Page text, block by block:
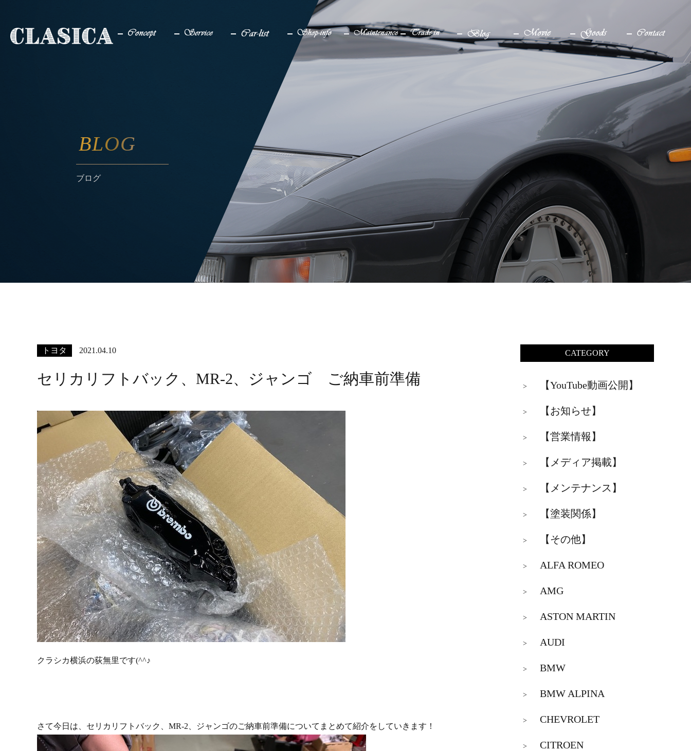
検索
店舗情報
メディア
アクセス ブログ YouTube お問い合わせ
BLOG
ブログ
トヨタ 2021.04.10
セリカリフトバック、MR-2、ジャンゴ ご納車前準備
クラシカ横浜の荻無里です(^^♪
さて今日は、セリカリフトバック、MR-2、ジャンゴのご納車前準備についてまとめて紹介をしていきます！
CATEGORY
> 【YouTube動画公開】
> 【お知らせ】
> 【営業情報】
> 【メディア掲載】
> 【メンテナンス】
> 【塗装関係】
> 【その他】
> ALFA ROMEO
> AMG
> ASTON MARTIN
> AUDI
> BMW
> BMW ALPINA
> CHEVROLET
> CITROEN